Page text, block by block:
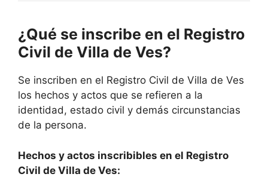
¿Qué se inscribe en el Registro
Civil de Villa de Ves?
Se inscriben en el Registro Civil de Villa de Ves
los hechos y actos que se refieren a la
identidad, estado civil y demás circunstancias
de la persona.
Hechos y actos inscribibles en el Registro
Civil de Villa de Ves: